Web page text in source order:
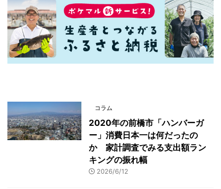
コラム
2020年の前橋市「ハンバーガ
ー」消費日本一は何だったの
か 家計調査でみる支出額ラン
キングの振れ幅
2026/6/12